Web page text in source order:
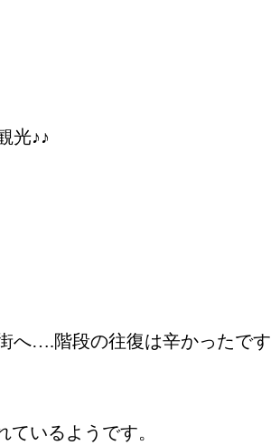
光♪♪
へ….階段の往復は辛かったです
いるようです。